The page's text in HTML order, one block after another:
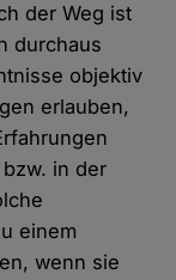
der Weg ist
durchaus
objektiv
erlauben,
in der
einem
wenn sie